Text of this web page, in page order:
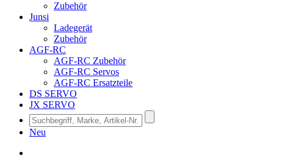
Zubehör
Junsi
Ladegerät
Zubehör
AGF-RC
AGF-RC Zubehör
AGF-RC Servos
AGF-RC Ersatzteile
DS SERVO
JX SERVO
Neu